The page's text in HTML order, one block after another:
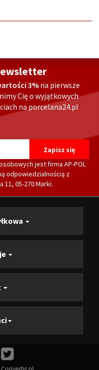
3%na pierwsze
Cię o wyjątkowych
na porcelana24.pl
jest firma AP-POL
odpowiedzialnością z
11, 05-270 Marki.